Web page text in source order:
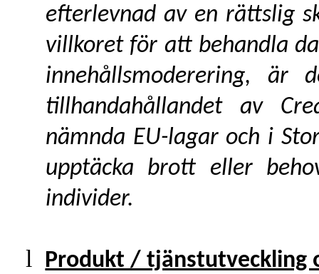
efterlevnad av en rättslig
villkoret för att behandla
innehållsmoderering, är
tillhandahållandet av
nämnda EU-lagar och i
upptäcka brott eller
individer.
l Produkt / tjänstutveckling